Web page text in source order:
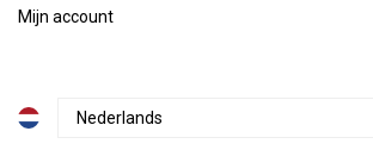
Mijn account